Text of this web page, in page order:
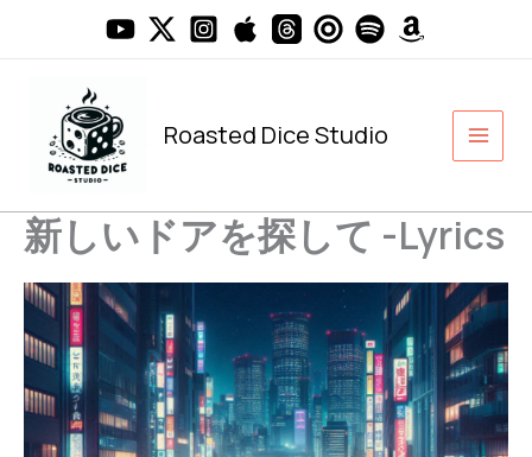
Roasted Dice Studio
新しいドアを探して -Lyrics